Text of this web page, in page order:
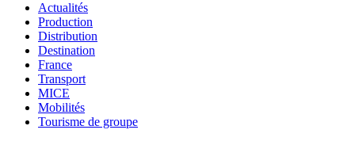
Actualités
Production
Distribution
Destination
France
Transport
MICE
Mobilités
Tourisme de groupe